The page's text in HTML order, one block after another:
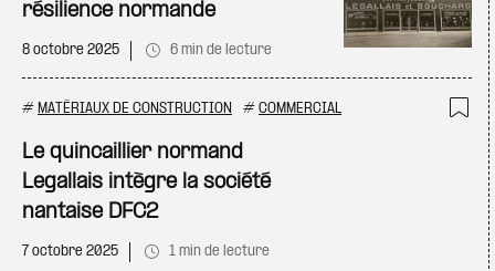
résilience normande
8 octobre 2025 6 min de lecture
# MATÉRIAUX DE CONSTRUCTION # COMMERCIAL
Le quincaillier normand
Legallais intègre la société
nantaise DFC2
7 octobre 2025 1 min de lecture